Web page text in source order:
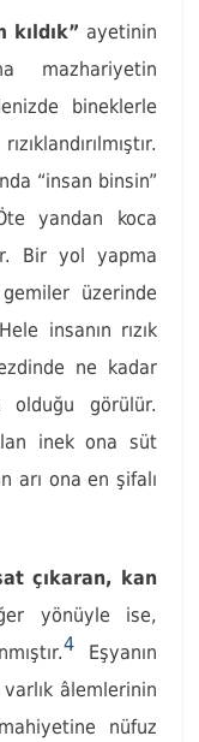
kıldık” ayetinin
bineklerle
“insan binsin”
yandan koca
Bir yol yapma
üzerinde
insanın rızık
ne kadar
olduğu görülür.
inek ona süt
arı ona en şifalı
çıkaran, kan
yönüyle ise,
4Eşyanın
âlemlerinin
nüfuz